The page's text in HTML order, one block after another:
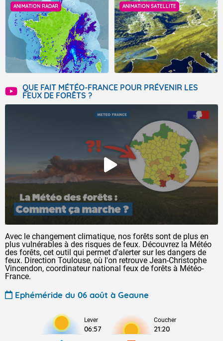
ANIMATION RADAR ANIMATION SATELLITE
QUE FAIT MÉTÉO-FRANCE POUR PRÉVENIR LES
FEUX DE FORÊTS ?
Avec le changement climatique, nos forêts sont de plus en
plus vulnérables à des risques de feux. Découvrez la Météo
des forêts, cet outil qui permet d'alerter sur les dangers de
feux. Direction Toulouse, où l'on retrouve Jean-Christophe
Vincendon, coordinateur national feux de forêts à Météo-
France.
Ephéméride du 06 août à Geaune
Lever
06:57
Coucher
21:20